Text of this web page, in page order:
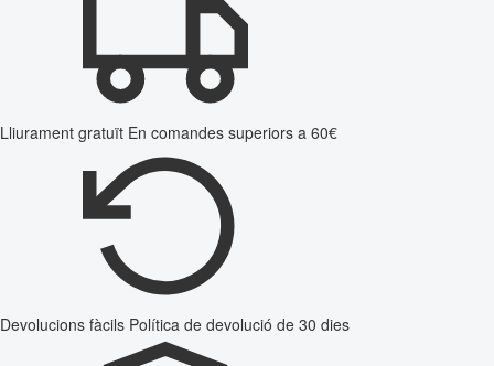
Lliurament gratuït En comandes superiors a 60€
Devolucions fàcils Política de devolució de 30 dies